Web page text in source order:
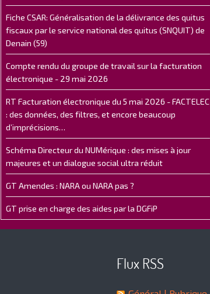
Fiche CSAR: Généralisation de la délivrance des quitus
fiscaux par le service national des quitus (SNQUIT) de
Denain (59)
Compte rendu du groupe de travail sur la facturation
électronique - 29 mai 2026
RT Facturation électronique du 5 mai 2026 - FACTELEC
: des données, des filtres, et encore beaucoup
d’imprécisions…
Schéma Directeur du NUMérique : des mises à jour
majeures et un dialogue social ultra réduit
GT Amendes : NARA ou NARA pas ?
GT prise en charge des aides par la DGFiP
Flux RSS